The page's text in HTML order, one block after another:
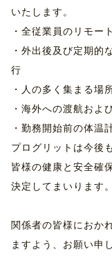
いたします。
・全従業員のリモー
・外出後及び定期的
行
・人の多く集まる場
・海外への渡航およ
・勤務開始前の体温
プログリットは今後
皆様の健康と安全確
決定してまいります。
関係者の皆様におか
ますよう、お願い申